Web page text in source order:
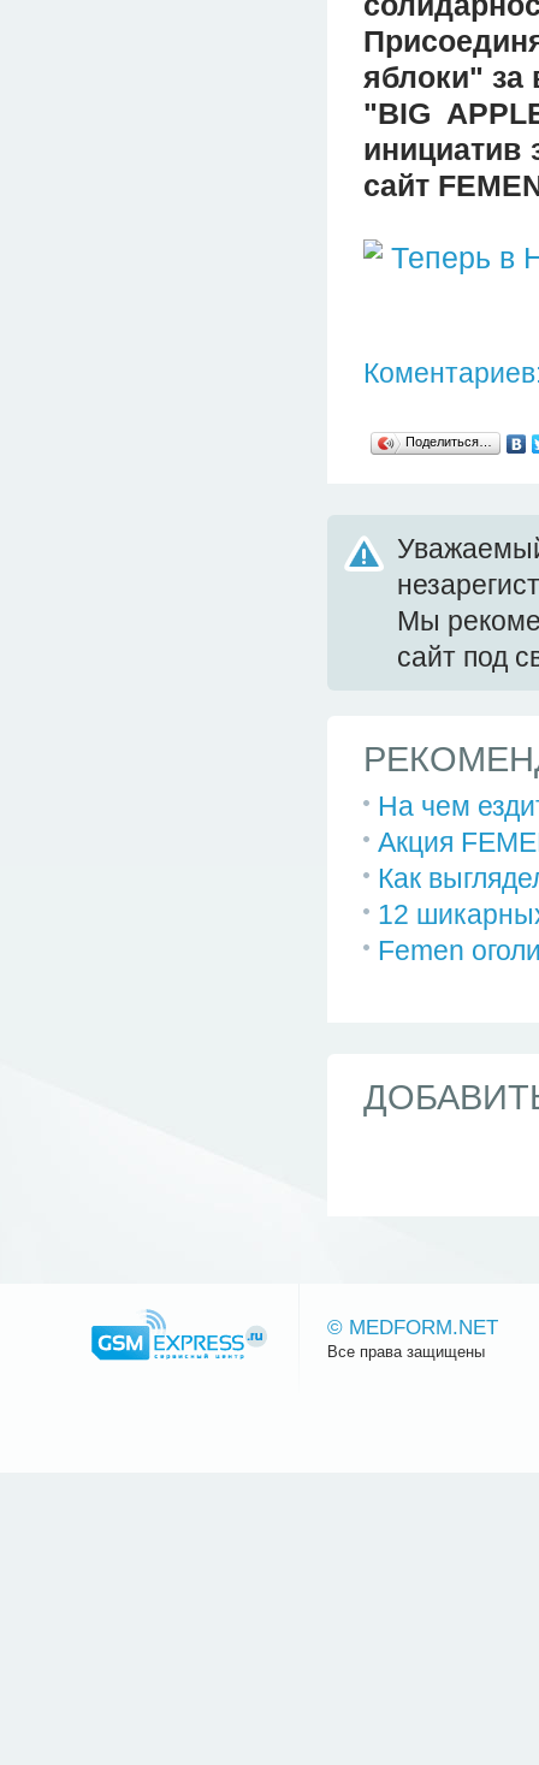
яблоки" за
"BIG
инициатив
сайт
Поделиться…
Мы
сайт под
На чем
Акция
Как
12
Femen
© MEDFORM.NET
Все права защищены